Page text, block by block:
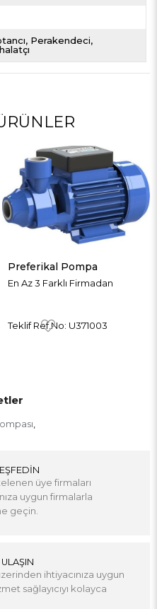
Perakendeci
Pompa
Az 3 Farklı Firmadan
Ref.No: U371003
üye firmaları
uygun firmalarla
geçin.
ihtiyacınıza uygun
sağlayıcıyı kolayca